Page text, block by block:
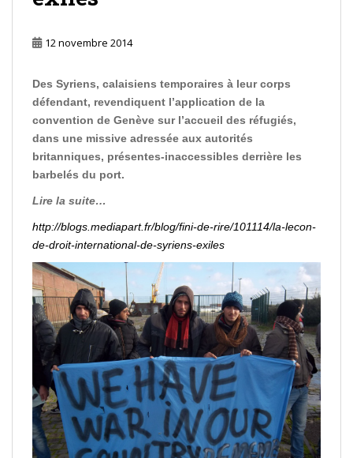
12 novembre 2014
Des Syriens, calaisiens temporaires à leur corps
défendant, revendiquent l’application de la
convention de Genève sur l’accueil des réfugiés,
dans une missive adressée aux autorités
britanniques, présentes-inaccessibles derrière les
barbelés du port.
Lire la suite…
http://blogs.mediapart.fr/blog/fini-de-rire/101114/la-lecon-
de-droit-international-de-syriens-exiles